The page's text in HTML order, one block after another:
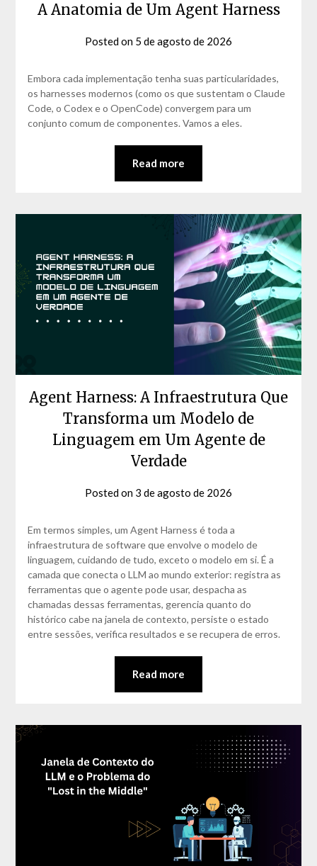
A Anatomia de Um Agent Harness
Posted on 5 de agosto de 2026
Matos
Embora cada implementação tenha suas particularidades,
os harnesses modernos (como os que sustentam o Claude
Code, o Codex e o OpenCode) convergem para um
conjunto comum de componentes. Vamos a eles.
Read more
Agent Harness: A Infraestrutura Que
Transforma um Modelo de
Linguagem em Um Agente de
Verdade
Posted on 3 de agosto de 2026
Matos
Em termos simples, um Agent Harness é toda a
infraestrutura de software que envolve o modelo de
linguagem, cuidando de tudo, exceto o modelo em si. É a
camada que conecta o LLM ao mundo exterior: registra as
ferramentas que o agente pode usar, despacha as
chamadas dessas ferramentas, gerencia quanto do
histórico cabe na janela de contexto, persiste o estado
entre sessões, verifica resultados e se recupera de erros.
Read more